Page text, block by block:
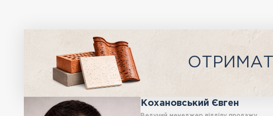
Кохановський Євген